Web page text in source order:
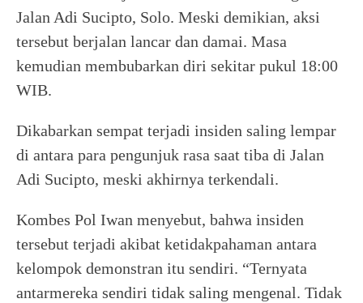
Jalan Adi Sucipto, Solo. Meski demikian, aksi
tersebut berjalan lancar dan damai. Masa
kemudian membubarkan diri sekitar pukul 18:00
WIB.
Dikabarkan sempat terjadi insiden saling lempar
di antara para pengunjuk rasa saat tiba di Jalan
Adi Sucipto, meski akhirnya terkendali.
Kombes Pol Iwan menyebut, bahwa insiden
tersebut terjadi akibat ketidakpahaman antara
kelompok demonstran itu sendiri. “Ternyata
antarmereka sendiri tidak saling mengenal. Tidak